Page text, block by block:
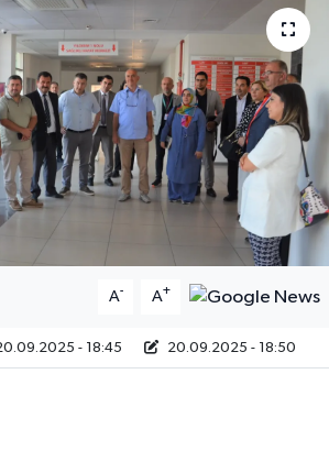
A- A+
- 18:45 20.09.2025 - 18:50